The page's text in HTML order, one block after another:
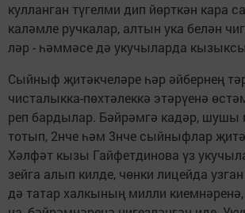
кул­лан­ган тү­гел­ми дип йөрт­кән ка­ра
ка­ләм­ле руч­ка­лар, ал­тын ука бе­лән
ләр - һәм­мә­се дә уку­чы­лар­да
Сый­ныф җи­тәк­че­лә­ре һәр әй­бер­нең
чис­та­лык­ка-пөх­тә­лек­кә этә­рү­е­нә
реп бар­ды­лар. Бәй­рәм­гә ка­дәр, шу­шы
то­тып, 2нче һәм 3нче сый­ныф­лар
Хәл­фәт кы­зы Гай­фе­тди­но­ва үз
зей­га алып кил­де, чөн­ки ли­цей­да
дә та­тар хал­кы­ның мил­ли